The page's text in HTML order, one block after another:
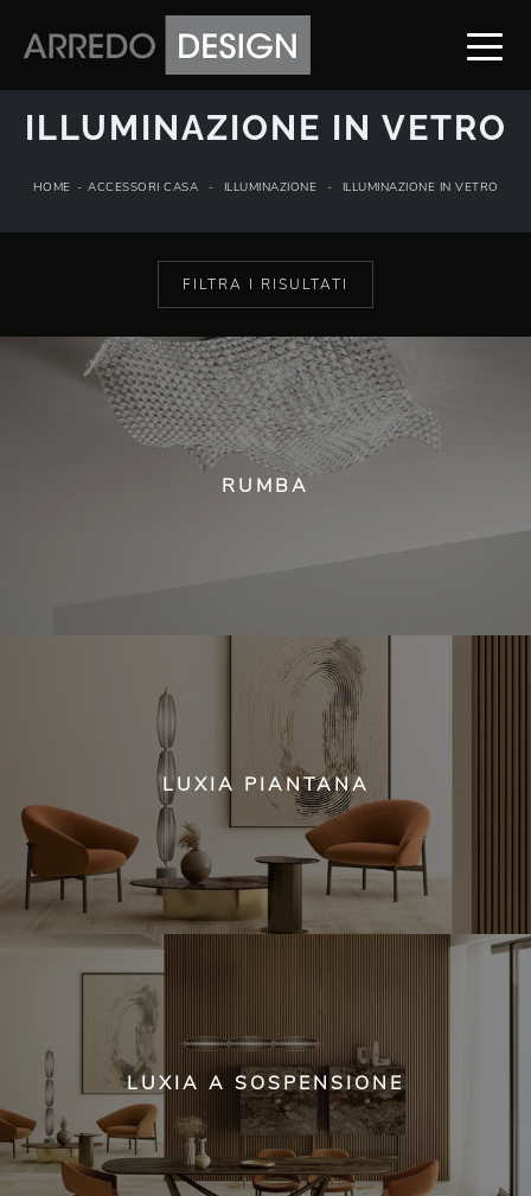
ILLUMINAZIONE IN VETRO
HOME - ACCESSORI CASA - ILLUMINAZIONE - ILLUMINAZIONE IN VETRO
FILTRA I RISULTATI
RUMBA
LUXIA PIANTANA
LUXIA A SOSPENSIONE